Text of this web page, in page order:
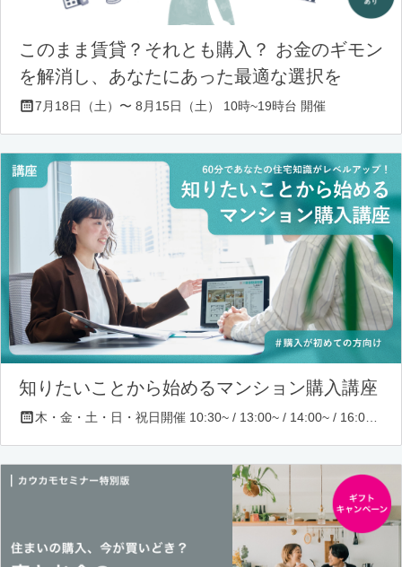
このまま賃貸？それとも購入？ お金のギモン
を解消し、あなたにあった最適な選択を
7月18日（土）〜 8月15日（土） 10時~19時台 開催
知りたいことから始めるマンション購入講座